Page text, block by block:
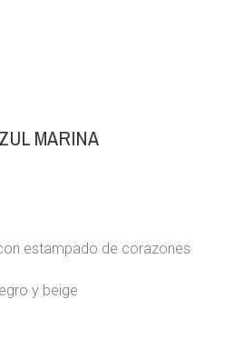
MARINA
estampado de corazones
y beige